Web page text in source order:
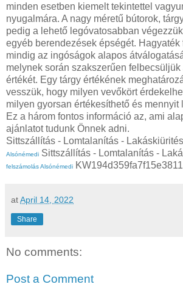
minden esetben kiemelt tekintettel
nyugalmára. A nagy méretű bútorok,
pedig a lehető legóvatosabban
egyéb berendezések épségét. Hagyaték
mindig az ingóságok alapos
melynek során szakszerűen
értékét. Egy tárgy értékének
vesszük, hogy milyen vevőkört
milyen gyorsan értékesíthető és mennyit
Ez a három fontos információ az, ami
ajánlatot tudunk Önnek adni.
Sittszállítás - Lomtalanítás -
Alsónémedi Sittszállítás - Lomtalanítás -
felszámolás Alsónémedi
atApril 14, 2022
Share
No comments:
Post a Comment